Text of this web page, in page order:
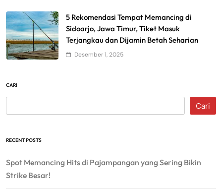
5 Rekomendasi Tempat Memancing di
Sidoarjo, Jawa Timur, Tiket Masuk
Terjangkau dan Dijamin Betah Seharian
Desember 1, 2025
CARI
Cari
RECENT POSTS
Spot Memancing Hits di Pajampangan yang Sering Bikin
Strike Besar!